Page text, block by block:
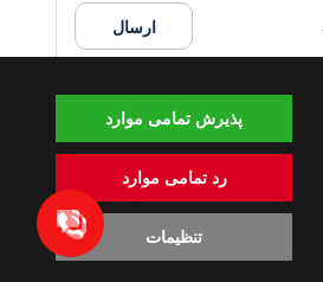
سیاست کوکی
پذیرش تمامی موارد
رد تمامی موارد
تنظیمات